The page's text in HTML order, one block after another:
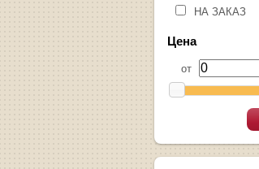
НА ЗАКАЗ
Цена
от